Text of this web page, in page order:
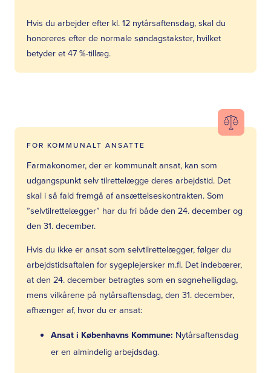
Hvis du arbejder efter kl. 12 nytårsaftensdag, skal du
honoreres efter de normale søndagstakster, hvilket
betyder et 47 %-tillæg.
FOR KOMMUNALT ANSATTE
Farmakonomer, der er kommunalt ansat, kan som
udgangspunkt selv tilrettelægge deres arbejdstid. Det
skal i så fald fremgå af ansættelseskontrakten. Som
”selvtilrettelægger” har du fri både den 24. december og
den 31. december.
Hvis du ikke er ansat som selvtilrettelægger, følger du
arbejdstidsaftalen for sygeplejersker m.fl. Det indebærer,
at den 24. december betragtes som en søgnehelligdag,
mens vilkårene på nytårsaftensdag, den 31. december,
afhænger af, hvor du er ansat:
Ansat i Københavns Kommune: Nytårsaftensdag
er en almindelig arbejdsdag.